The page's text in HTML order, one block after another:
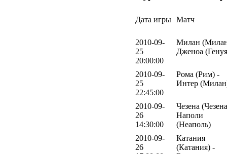
Дата игры Матч
2010-09-
25
20:00:00
Милан
Дженоа
2010-09-
25
22:45:00
Рома (Рим) -
Интер
2010-09-
26
14:30:00
Чезена
Наполи
(Неаполь)
2010-09-
26
Катания
(Катания) -